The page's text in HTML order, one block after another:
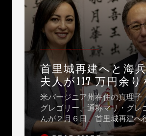
首里城再建へと海
夫人が117 万円余
米バージニア州在住の真理子
グレゴリー、通称マリ・グレ
んが２月６日、首里城再建へ
ほしいと沖縄県庁を訪れ、玉